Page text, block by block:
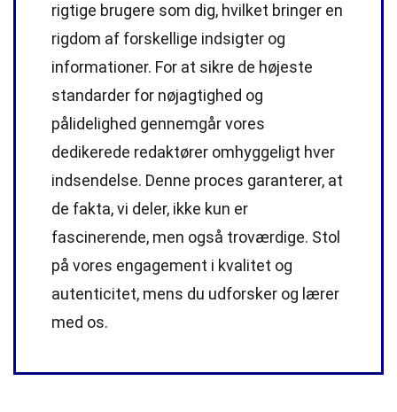
rigtige brugere som dig, hvilket bringer en
rigdom af forskellige indsigter og
informationer. For at sikre de højeste
standarder for nøjagtighed og
pålidelighed gennemgår vores
dedikerede redaktører omhyggeligt hver
indsendelse. Denne proces garanterer, at
de fakta, vi deler, ikke kun er
fascinerende, men også troværdige. Stol
på vores engagement i kvalitet og
autenticitet, mens du udforsker og lærer
med os.